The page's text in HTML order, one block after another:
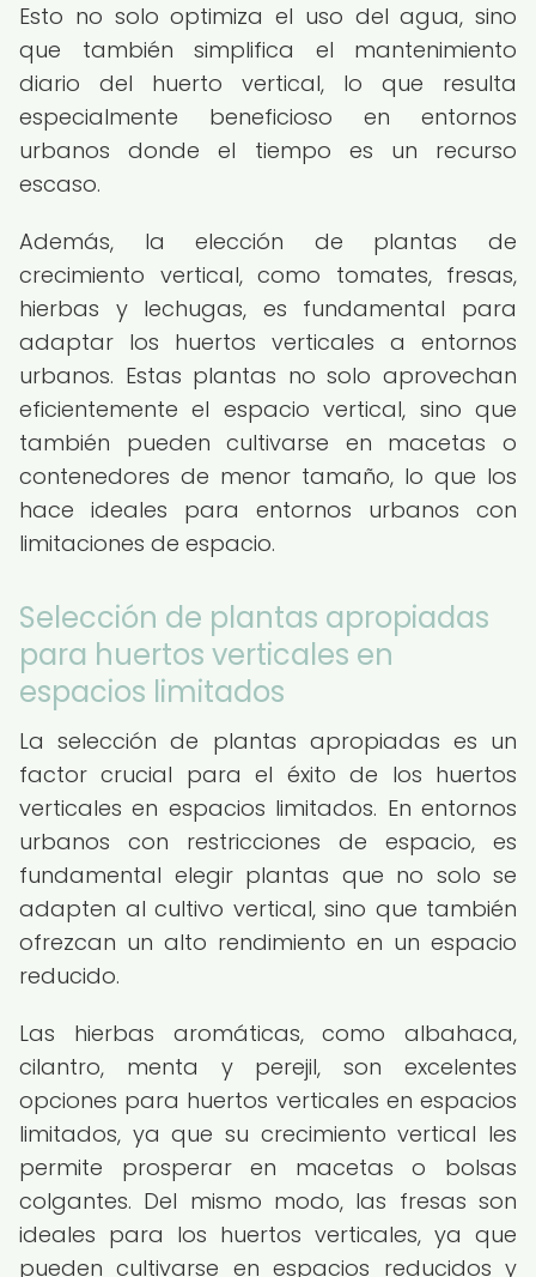
Esto no solo optimiza el uso del agua, sino
que también simplifica el mantenimiento
diario del huerto vertical, lo que resulta
especialmente beneficioso en entornos
urbanos donde el tiempo es un recurso
escaso.
Además, la elección de plantas de
crecimiento vertical, como tomates, fresas,
hierbas y lechugas, es fundamental para
adaptar los huertos verticales a entornos
urbanos. Estas plantas no solo aprovechan
eficientemente el espacio vertical, sino que
también pueden cultivarse en macetas o
contenedores de menor tamaño, lo que los
hace ideales para entornos urbanos con
limitaciones de espacio.
Selección de plantas apropiadas
para huertos verticales en
espacios limitados
La selección de plantas apropiadas es un
factor crucial para el éxito de los huertos
verticales en espacios limitados. En entornos
urbanos con restricciones de espacio, es
fundamental elegir plantas que no solo se
adapten al cultivo vertical, sino que también
ofrezcan un alto rendimiento en un espacio
reducido.
Las hierbas aromáticas, como albahaca,
cilantro, menta y perejil, son excelentes
opciones para huertos verticales en espacios
limitados, ya que su crecimiento vertical les
permite prosperar en macetas o bolsas
colgantes. Del mismo modo, las fresas son
ideales para los huertos verticales, ya que
pueden cultivarse en espacios reducidos y